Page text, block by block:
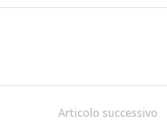
Articolo successivo